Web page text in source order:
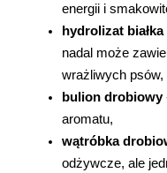
energii i
hydrolizat
nadal może
wrażliwych psów,
bulion drobiowy
aromatu,
wątróbka
odżywcze, ale